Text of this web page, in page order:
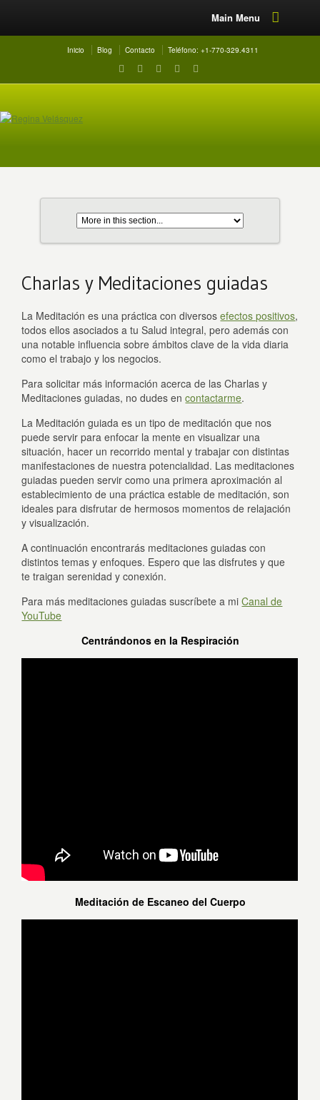
Main Menu
Inicio Blog Contacto Teléfono: +1-770-329.4311
Charlas y Meditaciones guiadas
La Meditación es una práctica con diversosefectos positivos,
todos ellos asociados a tu Salud integral, pero además con
una notable influencia sobre ámbitos clave de la vida diaria
como el trabajo y los negocios.
Para solicitar más información acerca de las Charlas y
Meditaciones guiadas, no dudes encontactarme.
La Meditación guiada es un tipo de meditación que nos
puede servir para enfocar la mente en visualizar una
situación, hacer un recorrido mental y trabajar con distintas
manifestaciones de nuestra potencialidad. Las meditaciones
guiadas pueden servir como una primera aproximación al
establecimiento de una práctica estable de meditación, son
ideales para disfrutar de hermosos momentos de relajación
y visualización.
A continuación encontrarás meditaciones guiadas con
distintos temas y enfoques. Espero que las disfrutes y que
te traigan serenidad y conexión.
Para más meditaciones guiadas suscríbete a miCanal de
YouTube
Centrándonos en la Respiración
Meditación de Escaneo del Cuerpo